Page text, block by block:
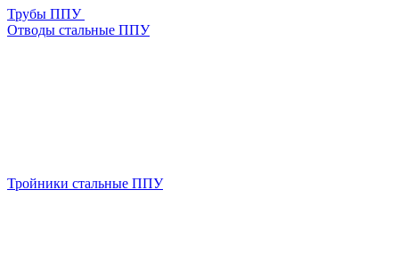
Трубы ППУ
Отводы стальные ППУ
Тройники стальные ППУ